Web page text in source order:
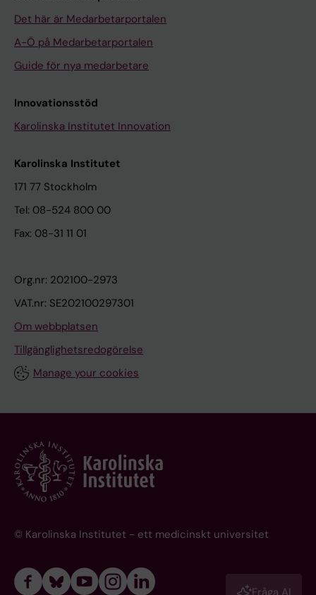
Det här är Medarbetarportalen
A-Ö på Medarbetarportalen
Guide för nya medarbetare
Innovationsstöd
Karolinska Institutet Innovation
Karolinska Institutet
171 77 Stockholm
Tel: 08-524 800 00
Fax: 08-31 11 01
Org.nr: 202100-2973
VAT.nr: SE202100297301
Om webbplatsen
Tillgänglighetsredogörelse
Manage your cookies
© Karolinska Institutet - ett medicinskt universitet
Fråga AI